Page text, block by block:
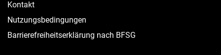
Kontakt
Nutzungsbedingungen
Barrierefreiheitserklärung nach BFSG